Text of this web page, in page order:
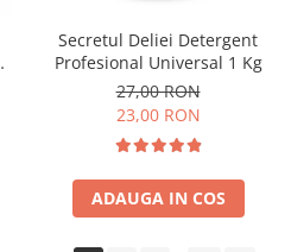
Secretul Deliei Detergent
Profesional Universal 1 Kg
27,00 RON
23,00 RON
ADAUGA IN COS